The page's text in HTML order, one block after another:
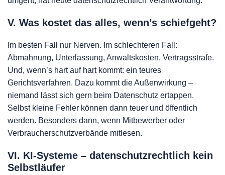
V. Was kostet das alles, wenn’s schiefgeht?
Im besten Fall nur Nerven. Im schlechteren Fall:
Abmahnung, Unterlassung, Anwaltskosten, Vertragsstrafe.
Und, wenn’s hart auf hart kommt: ein teures
Gerichtsverfahren. Dazu kommt die Außenwirkung –
niemand lässt sich gern beim Datenschutz ertappen.
Selbst kleine Fehler können dann teuer und öffentlich
werden. Besonders dann, wenn Mitbewerber oder
Verbraucherschutzverbände mitlesen.
VI. KI-Systeme – datenschutzrechtlich kein
Selbstläufer